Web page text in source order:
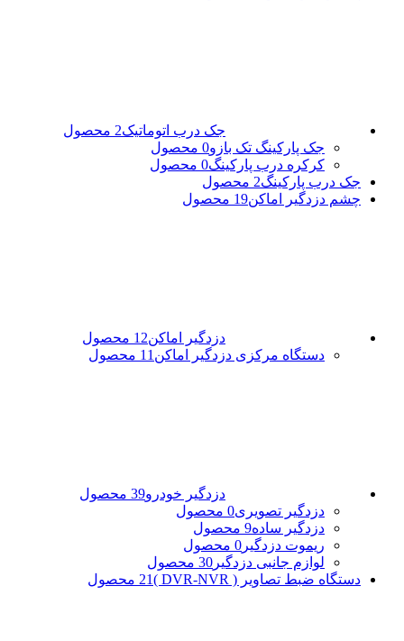
جک درب اتوماتیک2 محصول
جک پارکینگ تک بازو0 محصول
کرکره درب پارکینگ0 محصول
جک درب پارکینگ2 محصول
چشم دزدگیر اماکن19 محصول
دزدگیر اماکن12 محصول
دستگاه مرکزی دزدگیر اماکن 11 محصول
دزدگیر خودرو39 محصول
دزدگیر تصویری0 محصول
دزدگیر ساده9 محصول
ریموت دزدگیر 0 محصول
لوازم جانبی دزدگیر 30 محصول
دستگاه ضبط تصاویر ( DVR-NVR )
21 محصول